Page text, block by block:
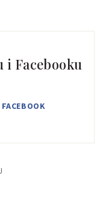
i Facebooku
FACEBOOK